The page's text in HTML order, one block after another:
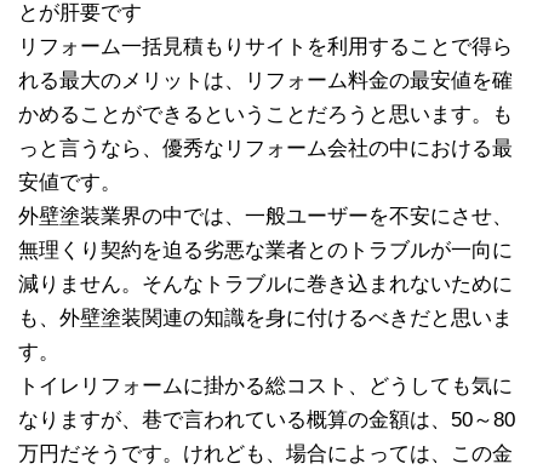
とが肝要です
リフォーム一括見積もりサイトを利用することで得ら
れる最大のメリットは、リフォーム料金の最安値を確
かめることができるということだろうと思います。も
っと言うなら、優秀なリフォーム会社の中における最
安値です。
外壁塗装業界の中では、一般ユーザーを不安にさせ、
無理くり契約を迫る劣悪な業者とのトラブルが一向に
減りません。そんなトラブルに巻き込まれないために
も、外壁塗装関連の知識を身に付けるべきだと思いま
す。
トイレリフォームに掛かる総コスト、どうしても気に
なりますが、巷で言われている概算の金額は、50～80
万円だそうです。けれども、場合によっては、この金